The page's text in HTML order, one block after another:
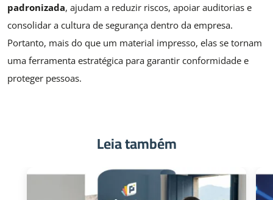
padronizada, ajudam a reduzir riscos, apoiar auditorias e
consolidar a cultura de segurança dentro da empresa.
Portanto, mais do que um material impresso, elas se tornam
uma ferramenta estratégica para garantir conformidade e
proteger pessoas.
Leia também